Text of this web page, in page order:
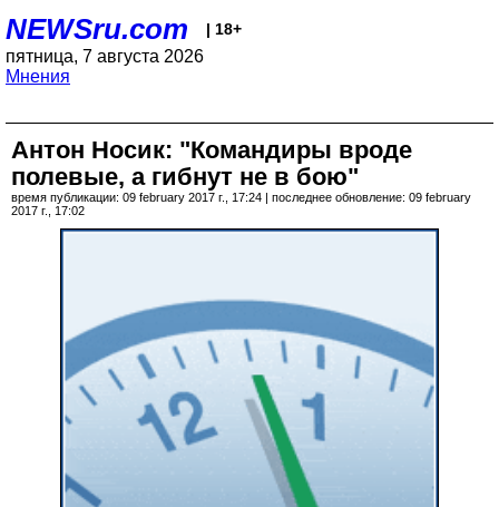
NEWSru.com | 18+
пятница, 7 августа 2026
Мнения
Антон Носик: "Командиры вроде
полевые, а гибнут не в бою"
время публикации: 09 february 2017 г., 17:24 | последнее обновление: 09 february
2017 г., 17:02